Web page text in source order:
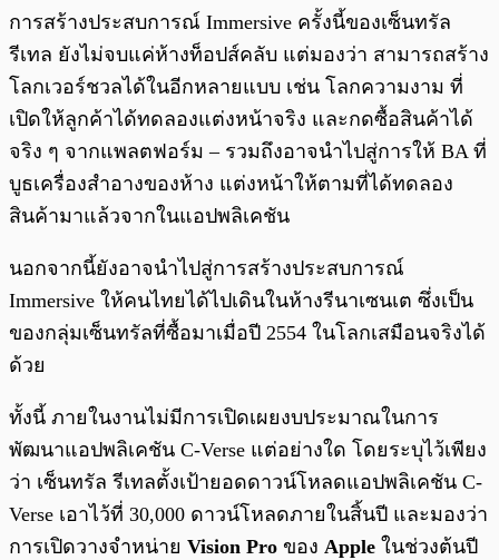
การสร้างประสบการณ์ Immersive ครั้งนี้ของเซ็นทรัล
รีเทล ยังไม่จบแค่ห้างท็อปส์คลับ แต่มองว่า สามารถสร้าง
โลกเวอร์ชวลได้ในอีกหลายแบบ เช่น โลกความงาม ที่
เปิดให้ลูกค้าได้ทดลองแต่งหน้าจริง และกดซื้อสินค้าได้
จริง ๆ จากแพลตฟอร์ม – รวมถึงอาจนำไปสู่การให้ BA ที่
บูธเครื่องสำอางของห้าง แต่งหน้าให้ตามที่ได้ทดลอง
สินค้ามาแล้วจากในแอปพลิเคชัน
นอกจากนี้ยังอาจนำไปสู่การสร้างประสบการณ์
Immersive ให้คนไทยได้ไปเดินในห้างรีนาเซนเต ซึ่งเป็น
ของกลุ่มเซ็นทรัลที่ซื้อมาเมื่อปี 2554 ในโลกเสมือนจริงได้
ด้วย
ทั้งนี้ ภายในงานไม่มีการเปิดเผยงบประมาณในการ
พัฒนาแอปพลิเคชัน C-Verse แต่อย่างใด โดยระบุไว้เพียง
ว่า เซ็นทรัล รีเทลตั้งเป้ายอดดาวน์โหลดแอปพลิเคชัน C-
Verse เอาไว้ที่ 30,000 ดาวน์โหลดภายในสิ้นปี และมองว่า
การเปิดวางจำหน่าย Vision Pro ของ Apple ในช่วงต้นปี